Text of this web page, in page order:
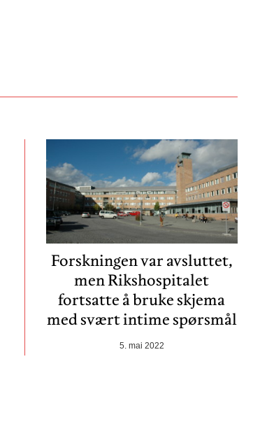
Forskningen var avsluttet,
men Rikshospitalet
fortsatte å bruke skjema
med svært intime spørsmål
5. mai 2022